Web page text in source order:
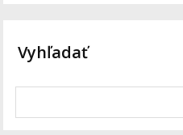
Vyhľadať